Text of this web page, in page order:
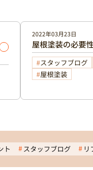
2022年03月23日
屋根塗装の必要
スタッフブログ
屋根塗装
ト スタッフブログ リ